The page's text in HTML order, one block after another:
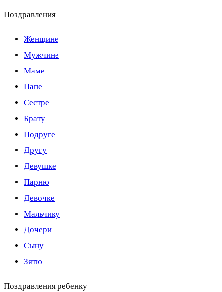
Поздравления
Женщине
Мужчине
Маме
Папе
Сестре
Брату
Подруге
Другу
Девушке
Парню
Девочке
Мальчику
Дочери
Сыну
Зятю
Поздравления ребенку